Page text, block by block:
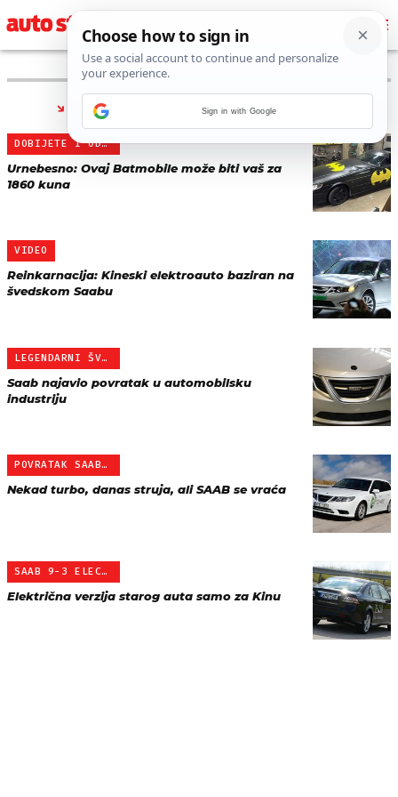
PRONAĐENO 5 REZULTATA ZA TAG “
DOBIJETE I ODIJELO
Urnebesno: Ovaj Batmobile može biti vaš za
1860 kuna
VIDEO
Reinkarnacija: Kineski elektroauto baziran na
švedskom Saabu
LEGENDARNI ŠVEĐANI
Saab najavio povratak u automobilsku
industriju
POVRATAK SAAB-A
Nekad turbo, danas struja, ali SAAB se vraća
SAAB 9-3 ELECTRO
Električna verzija starog auta samo za Kinu
Sign in with Google